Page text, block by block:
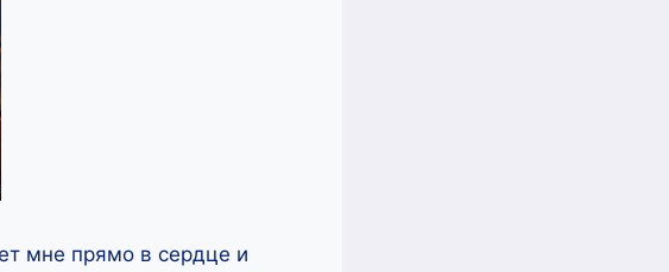
мне прямо в сердце и